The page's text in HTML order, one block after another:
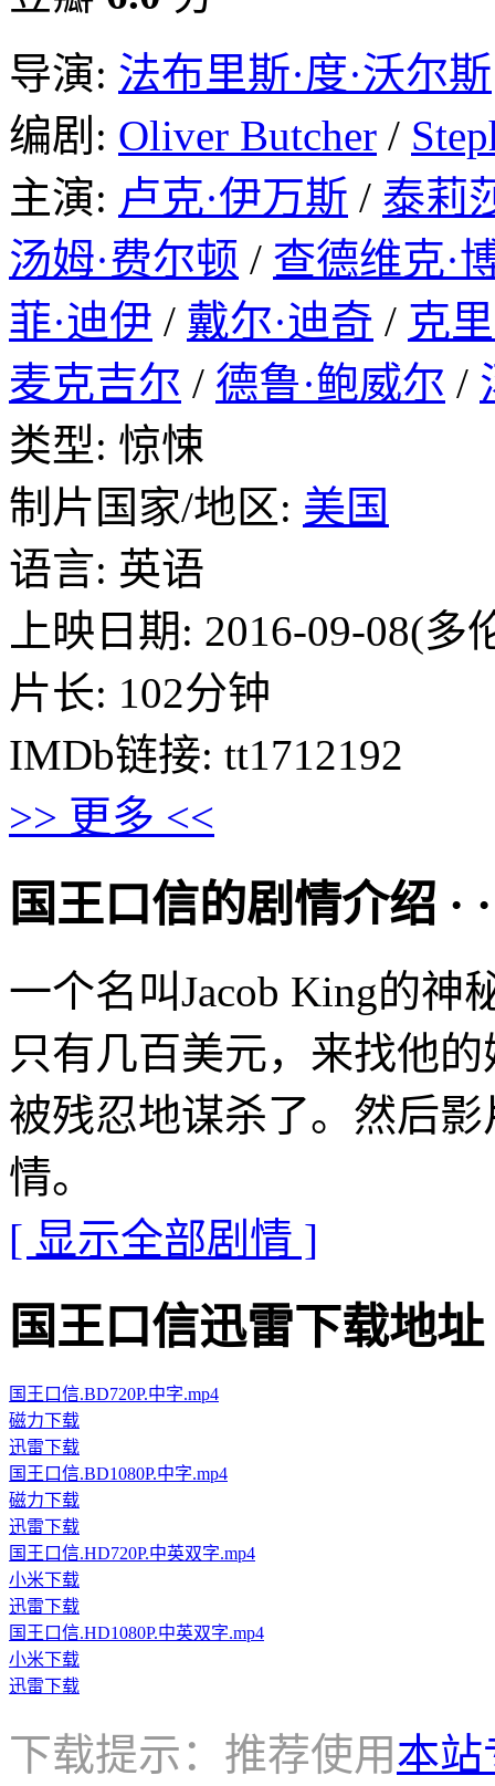
导演: 法布里斯·度·沃尔斯
编剧: Oliver Butcher /
主演: 卢克·伊万斯 / 泰莉
汤姆·费尔顿 / 查德维克·
菲·迪伊 / 戴尔·迪奇 / 克
麦克吉尔 / 德鲁·鲍威尔 /
类型: 惊悚
制片国家/地区: 美国
语言: 英语
上映日期: 2016-09-08(
片长: 102分钟
IMDb链接: tt1712192
>> 更多 <<
国王口信的剧情介绍 · ·
一个名叫Jacob King的神
只有几百美元，来找他
被残忍地谋杀了。然后
情。
[ 显示全部剧情 ]
国王口信迅雷下载地址 ·
国王口信.BD720P.中字.mp4
磁力下载
迅雷下载
国王口信.BD1080P.中字.mp4
磁力下载
迅雷下载
国王口信.HD720P.中英双字.mp4
小米下载
迅雷下载
国王口信.HD1080P.中英双字.mp4
小米下载
迅雷下载
下载提示：推荐使用本站